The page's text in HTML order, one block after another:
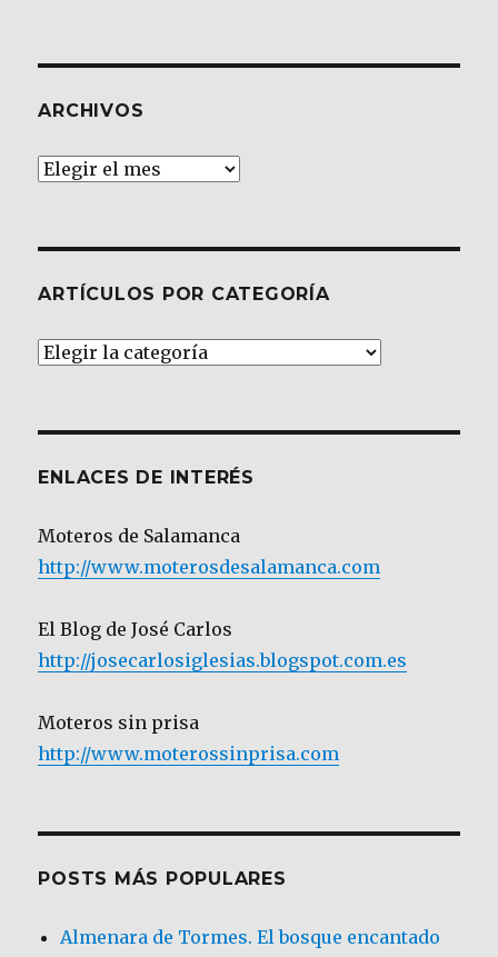
ARCHIVOS
Archivos
ARTÍCULOS POR CATEGORÍA
Artículos
ENLACES DE INTERÉS
Moteros de Salamanca
http://www.moterosdesalamanca.com
El Blog de José Carlos
http://josecarlosiglesias.blogspot.com.es
Moteros sin prisa
http://www.moterossinprisa.com
POSTS MÁS POPULARES
Almenara de Tormes. El bosque encantado